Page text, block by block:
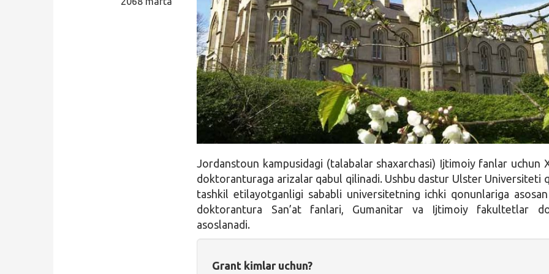
Jordanstoun kampusidagi (talabalar shaxarchasi) Ijtimoiy fanlar uchun
doktoranturaga arizalar qabul qilinadi. Ushbu dastur Ulster Universiteti
tashkil etilayotganligi sababli universitetning ichki qonunlariga
doktorantura San’at fanlari, Gumanitar va Ijtimoiy fakultetlar
asoslanadi.
Grant kimlar uchun?